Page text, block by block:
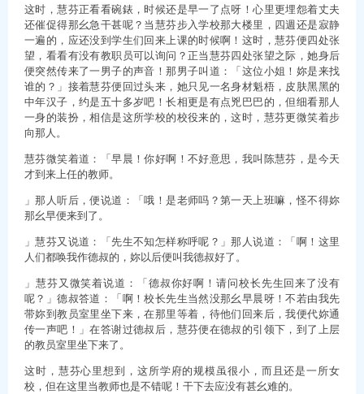
这时，慧芬正看看碗錶，时候还是早一了点呀！心里更埋怨着丈夫
还催促得那幺急干甚呢？当慧芬步入学校那大楼里，四週还是寂静
一遍的，应还没到学生们回来上课的时候啊！这时，慧芬便四处张
望，看看有没有教职员可以询问？正当慧芬四处张望之际，她身后
便突然传来了一男子的声音！那男子叫道：「这位小姐！妳是来找
谁的？」接着慧芬便回过头来，她只见一名身材魁梧，皮肤黑黑的
中年汉子，约是五十多岁吧！长相更是有点兇巴巴的，但细看那人
一身的装扮，相信是这所学校的校役来的，这时，慧芬更微笑着步
向那人。
慧芬微笑着道：「早晨！你好啊！不好意思，我叫陈慧芬，是今天
才到来上任的教师。
」那人听后，便说道：「哦！是老师吗？第一天上班嘛，怪不得妳
那幺早便来到了。
」慧芬又说道：「先生不知怎样称呼呢？」那人说道：「啊！这里
人们都唤我作德叔的，妳以后便叫我德叔好了。
」慧芬又微笑着说道：「德叔你好啊！请问校长先生回来了没有
呢？」德叔答道：「啊！校长先生当然没那幺早晨呀！不若由我先
带妳到教员室里坐下来，在那里等着，待他们回来后，我便代妳通
传一声吧！」在答谢过德叔后，慧芬便在德叔的引领下，到了上层
的教员室里坐下来了。
这时，慧芬心里想到，这所学府的规模虽很小，而且还是一所女
校，但在这里当教师也是不错呢！干下去应没有甚幺难的。